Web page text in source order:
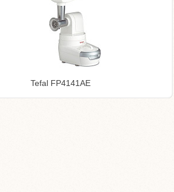
Tefal FP4141AE